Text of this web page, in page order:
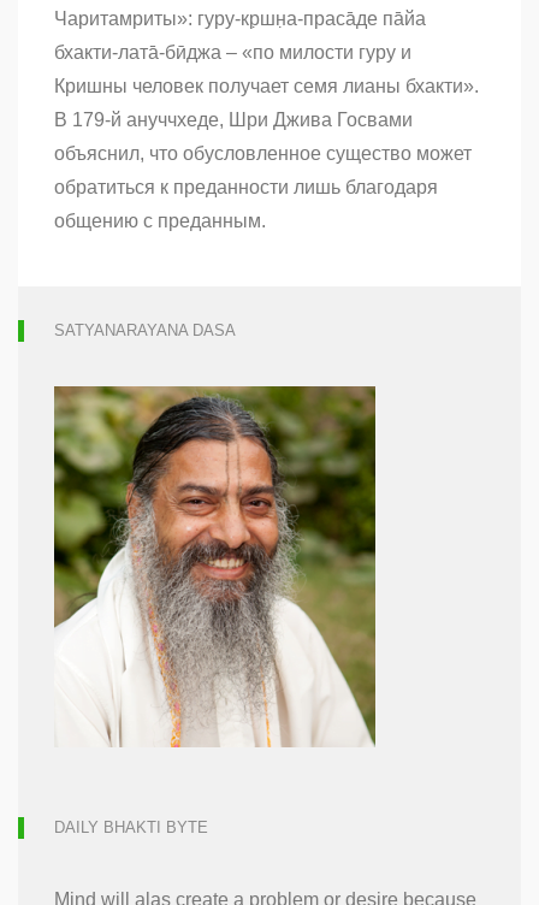
преданных
как
основа
бхакти
Чаритамриты»: гуру-кр̣шн̣а-праса̄де па̄йа
бхакти-лата̄-бӣджа – «по милости гуру и
Кришны человек получает семя лианы бхакти».
В 179-й ануччхеде, Шри Джива Госвами
объяснил, что обусловленное существо может
обратиться к преданности лишь благодаря
общению с преданным.
SATYANARAYANA DASA
DAILY BHAKTI BYTE
Mind will alas create a problem or desire because